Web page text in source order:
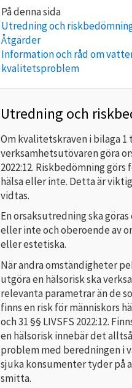
Utredning och
Åtgärder
Information och råd om
kvalitetsproblem
Utredning och
Om kvalitetskraven i bilaga 1
verksamhetsutövaren göra
2022:12. Riskbedömning
hälsa eller inte. Detta är
vidtas.
En orsaksutredning ska
eller inte och oberoende av
eller estetiska.
När andra omständigheter
utgöra en hälsorisk ska
relevanta parametrar än de
finns en risk för människors
och 31 §§ LIVSFS 2022:12.
en hälsorisk innebär det
problem med beredningen i
sjuka konsumenter tyder på
smitta.